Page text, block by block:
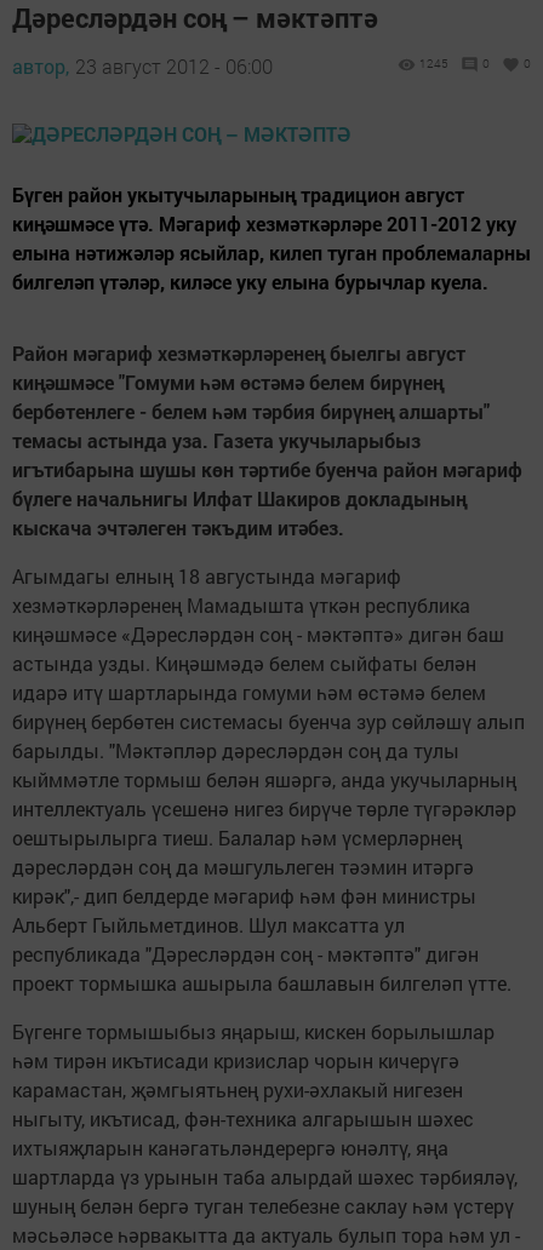
Дәресләрдән соң – мәктәптә
автор, 23 август 2012 - 06:00 1245 0 0
Бүген район укытучыларының традицион август
киңәшмәсе үтә. Мәгариф хезмәткәрләре 2011-2012 уку
елына нәтижәләр ясыйлар, килеп туган проблемаларны
билгеләп үтәләр, киләсе уку елына бурычлар куела.
Район мәгариф хезмәткәрләренең быелгы август
киңәшмәсе "Гомуми һәм өстәмә белем бирүнең
бербөтенлеге - белем һәм тәрбия бирүнең алшарты"
темасы астында уза. Газета укучыларыбыз
игътибарына шушы көн тәртибе буенча район мәгариф
бүлеге начальнигы Илфат Шакиров докладының
кыскача эчтәлеген тәкъдим итәбез.
Агымдагы елның 18 августында мәгариф
хезмәткәрләренең Мамадышта үткән республика
киңәшмәсе «Дәресләрдән соң - мәктәптә» дигән баш
астында узды. Киңәшмәдә белем сыйфаты белән
идарә итү шартларында гомуми һәм өстәмә белем
бирүнең бербөтен системасы буенча зур сөйләшү алып
барылды. "Мәктәпләр дәресләрдән соң да тулы
кыйммәтле тормыш белән яшәргә, анда укучыларның
интеллектуаль үсешенә нигез бирүче төрле түгәрәкләр
оештырылырга тиеш. Балалар һәм үсмерләрнең
дәресләрдән соң да мәшгульлеген тәэмин итәргә
кирәк",- дип белдерде мәгариф һәм фән министры
Альберт Гыйльметдинов. Шул максатта ул
республикада "Дәресләрдән соң - мәктәптә" дигән
проект тормышка ашырыла башлавын билгеләп үтте.
Бүгенге тормышыбыз яңарыш, кискен борылышлар
һәм тирән икътисади кризислар чорын кичерүгә
карамастан, җәмгыятьнең рухи-әхлакый нигезен
ныгыту, икътисад, фән-техника алгарышын шәхес
ихтыяҗларын канәгатьләндерергә юнәлтү, яңа
шартларда үз урынын таба алырдай шәхес тәрбияләү,
шуның белән бергә туган телебезне саклау һәм үстерү
мәсьәләсе һәрвакытта да актуаль булып тора һәм ул -